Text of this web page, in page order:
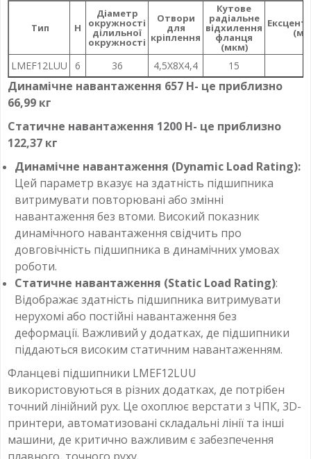
Тип H
Діаметр
окружності
ділильної
окружності
Отвори
для
кріплення
Кутове
радіальне
відхилення
фланця
(мкм)
LMEF12LUU 6 36 4,5X8X4,4 15
Динамічне навантаження 657 Н- це приблизно
66,99 кг
Статичне навантаження 1200 Н- це приблизно
122,37 кг
Динамічне навантаження (Dynamic Load Rating):
Цей параметр вказує на здатність підшипника
витримувати повторювані або змінні
навантаження без втоми. Високий показник
динамічного навантаження свідчить про
довговічність підшипника в динамічних умовах
роботи.
Статичне навантаження (Static Load Rating):
Відображає здатність підшипника витримувати
нерухомі або постійні навантаження без
деформації. Важливий у додатках, де підшипники
піддаються високим статичним навантаженням.
Фланцеві підшипники LMEF12LUU
використовуються в різних додатках, де потрібен
точний лінійний рух. Це охоплює верстати з ЧПК, 3D-
принтери, автоматизовані складальні лінії та інші
машини, де критично важливим є забезпечення